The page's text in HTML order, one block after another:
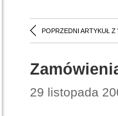
POPRZEDNI ARTYKUŁ Z
29 listopada